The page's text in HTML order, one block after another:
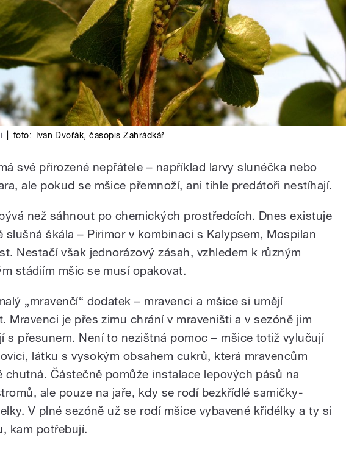
foto: Ivan Dvořák, časopis Zahrádkář
své přirozené nepřátele – například larvy slunéčka nebo
ale pokud se mšice přemnoží, ani tihle predátoři nestíhají.
než sáhnout po chemických prostředcích. Dnes existuje
slušná škála – Pirimor v kombinaci s Kalypsem, Mospilan
Nestačí však jednorázový zásah, vzhledem k různým
stádiím mšic se musí opakovat.
„mravenčí“ dodatek – mravenci a mšice si umějí
Mravenci je přes zimu chrání v mraveništi a v sezóně jim
s přesunem. Není to nezištná pomoc – mšice totiž vylučují
látku s vysokým obsahem cukrů, která mravencům
chutná. Částečně pomůže instalace lepových pásů na
ale pouze na jaře, kdy se rodí bezkřídlé samičky-
V plné sezóně už se rodí mšice vybavené křidélky a ty si
kam potřebují.